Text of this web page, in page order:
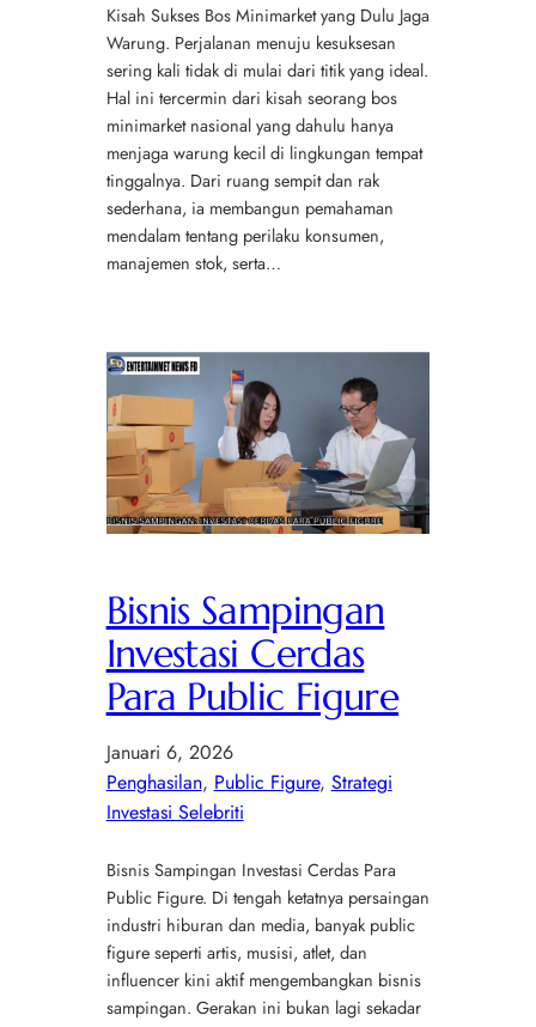
Kisah Sukses Bos Minimarket yang Dulu Jaga
Warung. Perjalanan menuju kesuksesan
sering kali tidak di mulai dari titik yang ideal.
Hal ini tercermin dari kisah seorang bos
minimarket nasional yang dahulu hanya
menjaga warung kecil di lingkungan tempat
tinggalnya. Dari ruang sempit dan rak
sederhana, ia membangun pemahaman
mendalam tentang perilaku konsumen,
manajemen stok, serta…
Bisnis Sampingan
Investasi Cerdas
Para Public Figure
Januari 6, 2026
Penghasilan, Public Figure, Strategi
Investasi Selebriti
Bisnis Sampingan Investasi Cerdas Para
Public Figure. Di tengah ketatnya persaingan
industri hiburan dan media, banyak public
figure seperti artis, musisi, atlet, dan
influencer kini aktif mengembangkan bisnis
sampingan. Gerakan ini bukan lagi sekadar